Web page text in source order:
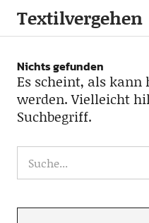
Textilvergehen
Nichts gefunden
Es scheint, als
werden. Vielleicht
Suchbegriff.